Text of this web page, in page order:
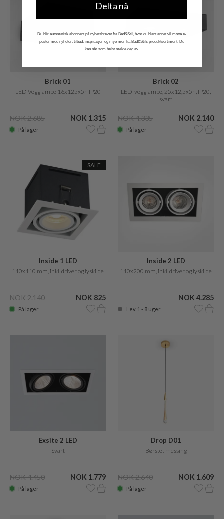
Brick 01
LED Vegglampe 16x125x5h IP20
NOK 2.685 NOK 1.315
På lager
Brick 02
LED-vegglampe, 25x12,5x5h, IP20,
svart
NOK 4.335 NOK 2.140
På lager
SALE
Inside 1 LED
110x110 mm, inkl. driver og lyskilde
NOK 2.140 NOK 825
På lager
Inside 2 LED
110x200 mm, inkl. driver og lyskilde
NOK 4.285
Lev. 1 - 8 uger
Exsite 2 LED
Svart
NOK 4.450 NOK 1.779
På lager
Drop D01
Børstet messing
NOK 2.640 NOK 1.609
På lager
Delta nå
Du blir automatisk abonnent på nyhetsbrevet fra Bad&Stil, hvor du blant annet vil motta e-
poster med nyheter, tilbud, inspirasjon og mye mer fra Bad&Stils produktsortiment. Du
kan når som helst melde deg av.